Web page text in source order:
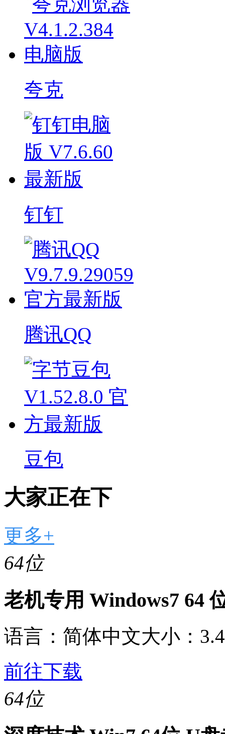
夸克
钉钉
腾讯QQ
豆包
大家正在下
更多+
64位
老机专用 Windows7 64
语言： 简体中文大小：
前往下载
64位